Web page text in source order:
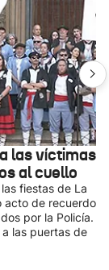
las víctimas
al cuello
fiestas de La
acto de recuerdo
por la Policía.
las puertas de